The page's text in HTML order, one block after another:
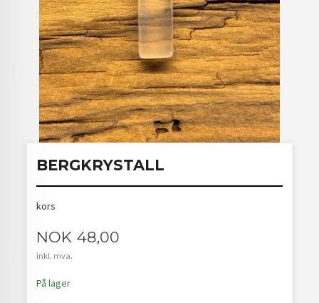
BERGKRYSTALL
kors
Pris
NOK 48,00
inkl. mva.
På lager